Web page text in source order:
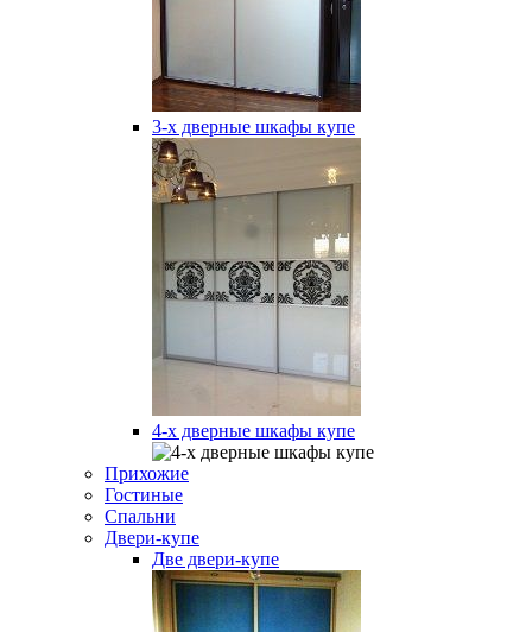
3-х дверные шкафы купе
4-х дверные шкафы купе
Прихожие
Гостиные
Спальни
Двери-купе
Две двери-купе